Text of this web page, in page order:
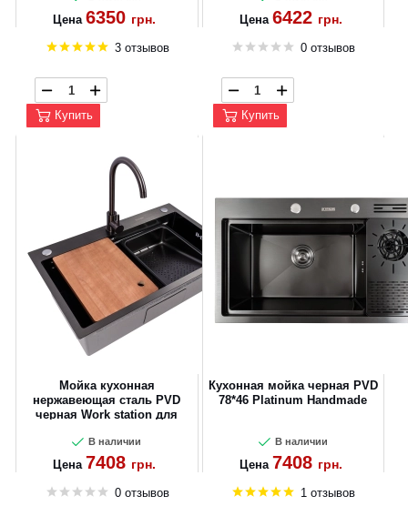
Цена 6350 грн.
3 отзывов
Купить
Цена 6422 грн.
0 отзывов
Купить
Мойка кухонная
нержавеющая сталь PVD
черная Work station для
Handmade 3.0/0.8
В наличии
Цена 7408 грн.
0 отзывов
Кухонная мойка черная PVD
78*46 Platinum Handmade
В наличии
Цена 7408 грн.
1 отзывов